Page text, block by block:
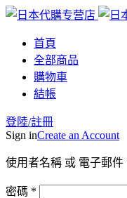
首頁
全部商品
購物車
結帳
登陸/註冊
Sign inCreate an Account
使用者名稱 或 電子郵件
密碼 *